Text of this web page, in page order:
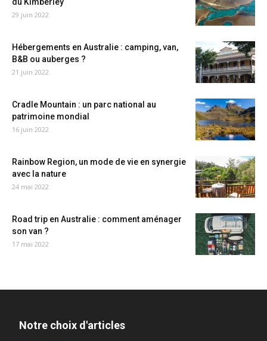
29 juin 2022
Hébergements en Australie : camping, van,
B&B ou auberges ?
21 juin 2022
Cradle Mountain : un parc national au
patrimoine mondial
16 juin 2022
Rainbow Region, un mode de vie en synergie
avec la nature
24 mai 2022
Road trip en Australie : comment aménager
son van ?
17 mai 2022
Notre choix d'articles